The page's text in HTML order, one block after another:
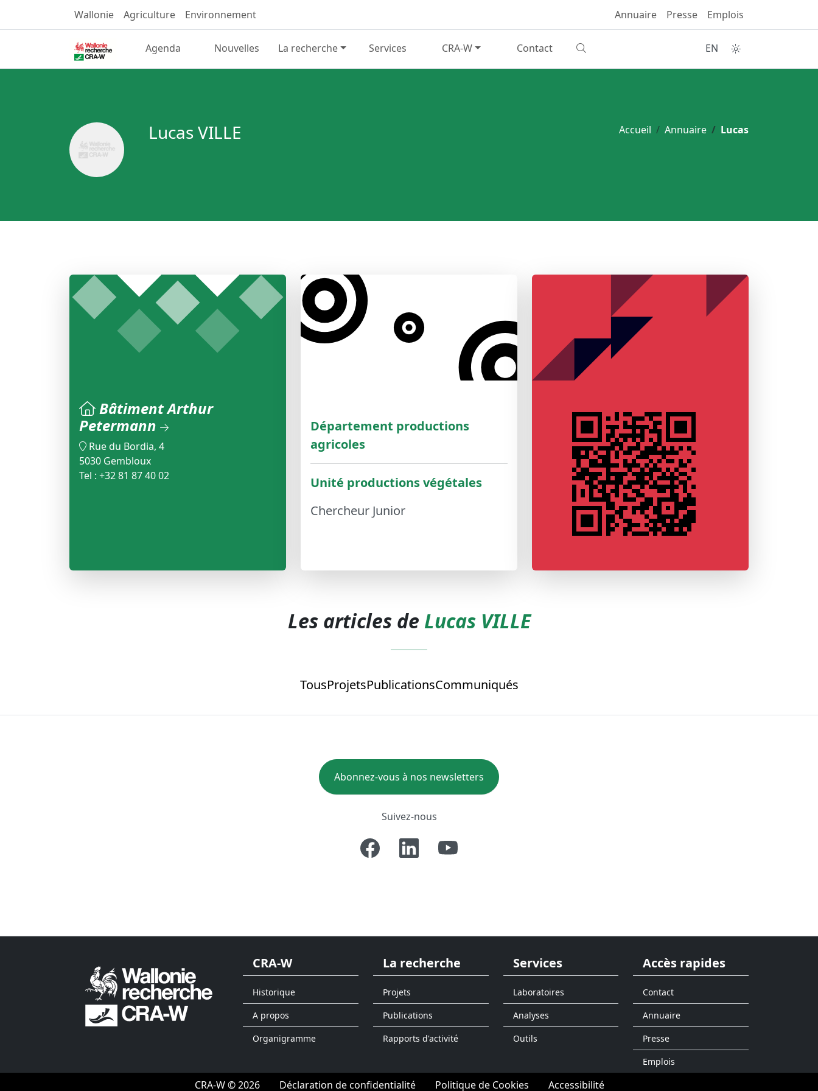
Wallonie Agriculture Environnement Annuaire Presse Emplois
Agenda Nouvelles La recherche Services CRA-W Contact EN
Accueil Annuaire Lucas
Lucas VILLE
Bâtiment Arthur
Petermann
Rue du Bordia, 4
5030 Gembloux
Tel : +32 81 87 40 02
Département productions
agricoles
Unité productions végétales
Chercheur Junior
Les articles de Lucas VILLE
TousProjetsPublicationsCommuniqués
Abonnez-vous à nos newsletters
Suivez-nous
CRA-W
Historique
A propos
Organigramme
La recherche
Projets
Publications
Rapports d'activité
Services
Laboratoires
Analyses
Outils
Accès rapides
Contact
Annuaire
Presse
Emplois
CRA-W © 2026 Déclaration de confidentialité Politique de Cookies Accessibilité